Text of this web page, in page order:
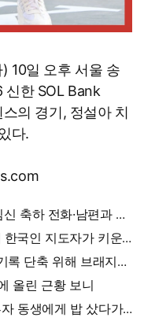
10일 오후 서울 송
신한 SOL Bank
의 경기, 정설아 치
다.
올린 근황 보니